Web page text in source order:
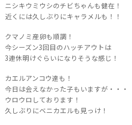
ニシキウミウシのチビちゃんも健在！
近くには久しぶりにキャラメルも！！
クマノミ産卵も順調！
今シーズン3回目のハッチアウトは
3連休明けぐらいになりそうな感じ！
カエルアンコウ達も！
今日は会えなかった子もいますが・・・
ウロウロしております！
久しぶりにベニカエルも見っけ！